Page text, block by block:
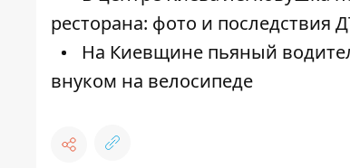
ресторана: фото и последствия
На Киевщине пьяный
внуком на велосипеде